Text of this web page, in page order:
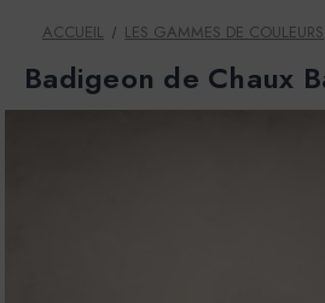
ACCUEIL LES GAMMES DE COULEURS
Badigeon de Chaux